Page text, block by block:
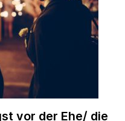
vor der Ehe/ die